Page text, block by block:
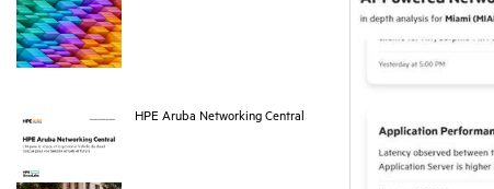
HPE Aruba Networking Central